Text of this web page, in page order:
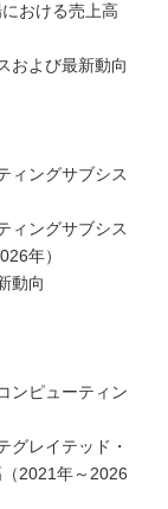
おける売上高
および最新動向
ィングサブシス
ィングサブシス
年）
動向
ンピューティン
グレイテッド・
2021年～2026